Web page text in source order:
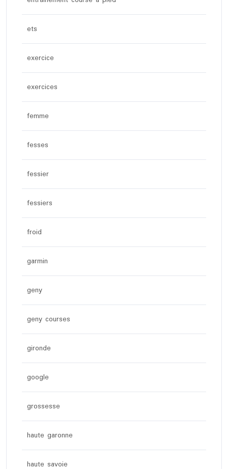
ets
exercice
exercices
femme
fesses
fessier
fessiers
froid
garmin
geny
geny courses
gironde
google
grossesse
haute garonne
haute savoie